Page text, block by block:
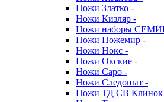
Ножи Златко -
Ножи Кизляр -
Ножи наборы
Ножи Ножемир -
Ножи Нокс -
Ножи Окские -
Ножи Саро -
Ножи Следопыт -
Ножи ТД СВ Клинок